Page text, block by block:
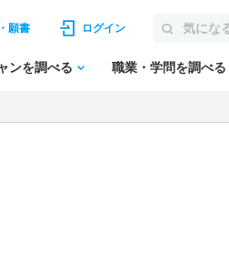
願書 ログイン
ンを調べる 職業・学問を調べる